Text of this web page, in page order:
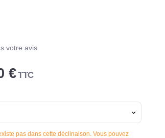
votre avis
€TTC
pas dans cette déclinaison. Vous pouvez